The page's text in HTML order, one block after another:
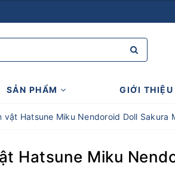
SẢN PHẨM GIỚI THIỆU
Hatsune Miku Nendoroid Doll Sakura
Hatsune Miku